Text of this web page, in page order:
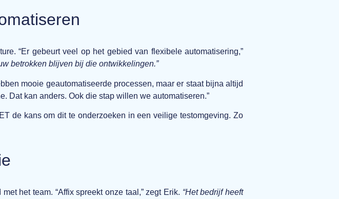
“Er gebeurt veel op het gebied van flexibele automatisering,”
betrokken blijven bij die ontwikkelingen.”
mooie geautomatiseerde processen, maar er staat bijna altijd
Dat kan anders. Ook die stap willen we automatiseren.”
de kans om dit te onderzoeken in een veilige testomgeving. Zo
het team. “Affix spreekt onze taal,” zegt Erik. “Het bedrijf heeft